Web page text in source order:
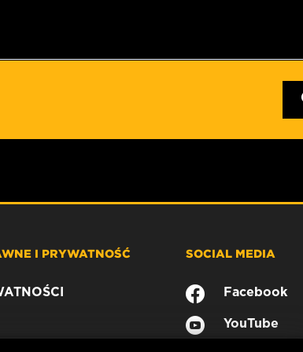
I PRYWATNOŚĆ SOCIAL MEDIA
Facebook
YouTube